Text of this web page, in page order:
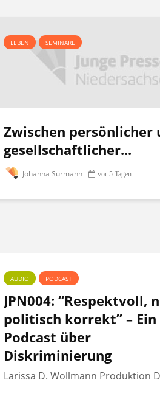
LEBEN SEMINARE
Zwischen persönlicher
gesellschaftlicher...
Johanna Surmann vor 5 Tagen
AUDIO PODCAST
JPN004: “Respektvoll,
politisch korrekt” – Ein
Podcast über
Diskriminierung
Larissa D. Wollmann Produktion